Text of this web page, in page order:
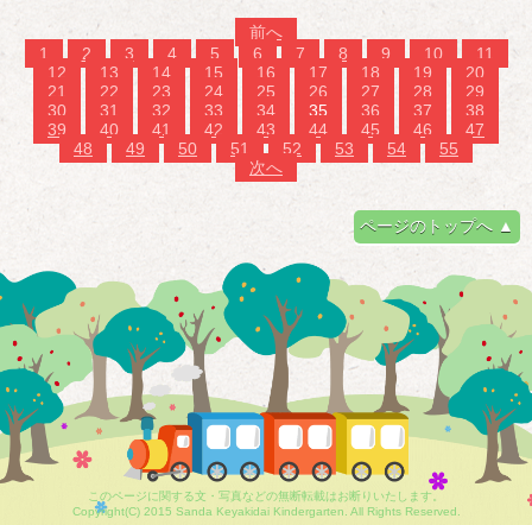
前へ
1
2 3 4 5 6 7 8 9 10
11
12
13 14 15 16 17 18 19
20
21
22 23 24 25 26 27 28
29
30
31 32 33 34 35 36 37
38
39
40 41 42 43 44 45 46
47
48
49 50 51 52 53 54
55
次へ
ページのトップへ ▲
このページに関する文・写真などの無断転載はお断りいたします。
Copyright(C) 2015 Sanda Keyakidai Kindergarten. All Rights Reserved.